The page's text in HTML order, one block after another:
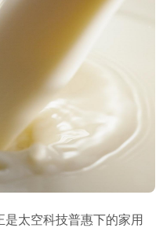
太空科技普惠下的家用